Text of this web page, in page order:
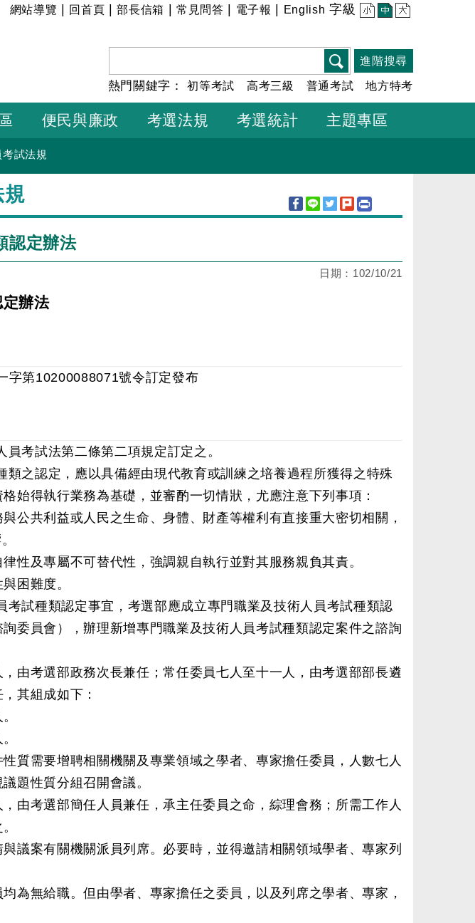
:::
網站導覽 回首頁 |部長信箱 常見問答 電子報 English 字級 小 中 大
進階搜尋
熱門關鍵字：初等考試 高考三級 普通考試 地方特考
便民與廉政 考選法規 考選統計 主題專區
試法規
規
認定辦法
日期： 102/10/21
辦法
字第10200088071號令訂定發布
考試法第二條第二項規定訂定之。
認定，應以具備經由現代教育或訓練之培養過程所獲得之特殊
始得執行業務為基礎，並審酌一切情狀，尤應注意下列事項：
公共利益或人民之生命、身體、財產等權利有直接重大密切相關，
性及專屬不可替代性，強調親自執行並對其服務親負其責。
困難度。
種類認定事宜，考選部應成立專門職業及技術人員考試種類認
委員會），辦理新增專門職業及技術人員考試種類認定案件之諮詢
由考選部政務次長兼任；常任委員七人至十一人，由考選部部長遴
其組成如下：
質需要增聘相關機關及專業領域之學者、專家擔任委員，人數七人
題性質分組召開會議。
由考選部簡任人員兼任，承主任委員之命，綜理會務；所需工作人
議案有關機關派員列席。必要時，並得邀請相關領域學者、專家列
為無給職。但由學者、專家擔任之委員，以及列席之學者、專家，